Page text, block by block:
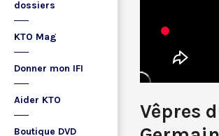
dossiers
KTO Mag
Donner mon IFI
Aider KTO
Boutique DVD
Vêpres